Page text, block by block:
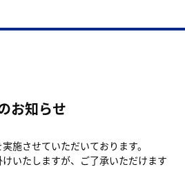
お知らせ
施させていただいております。
いたしますが、ご了承いただけます